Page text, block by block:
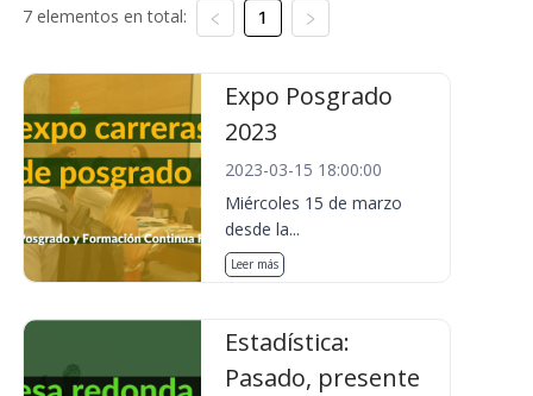
7 elementos en total: 1
Expo Posgrado
2023
2023-03-15 18:00:00
Miércoles 15 de marzo
desde la...
Leer más
Estadística:
Pasado, presente